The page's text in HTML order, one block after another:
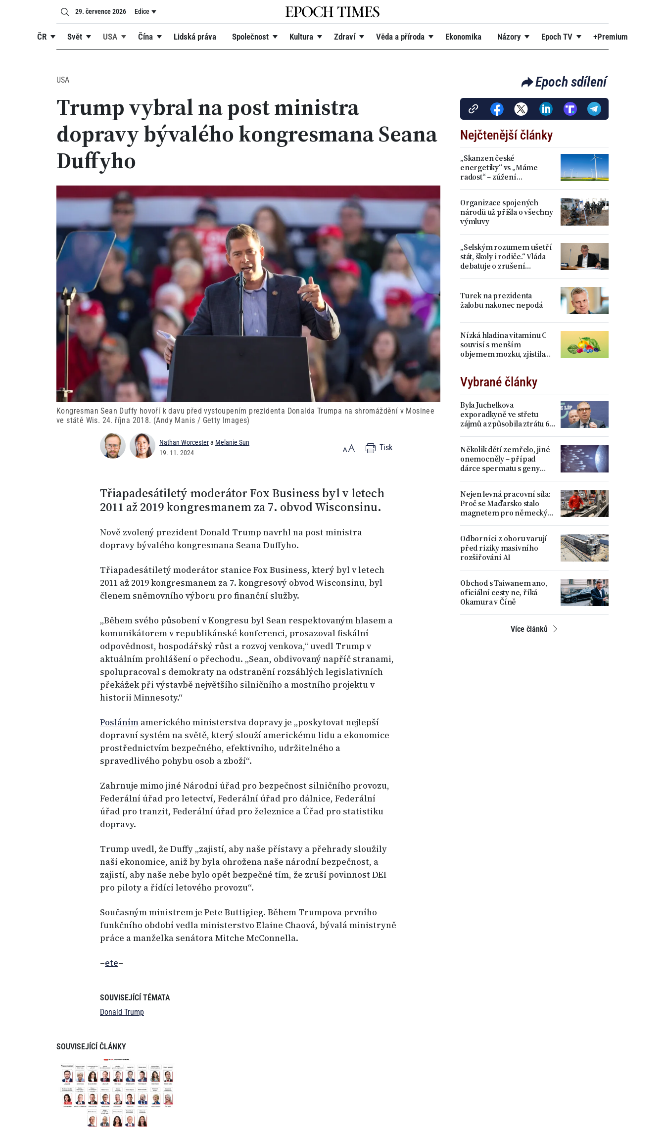
29. července 2026 Edice
ČR Svět USA Čína Lidská práva Společnost Kultura Zdraví Věda a příroda Ekonomika Názory Epoch TV +Premium
USA
Trump vybral na post ministra
dopravy bývalého kongresmana Seana
Duffyho
Kongresman Sean Duffy hovoří k davu před vystoupením prezidenta Donalda Trumpa na shromáždění v Mosinee
ve státě Wis. 24. října 2018. (Andy Manis / Getty Images)
Nathan Worcestera Melanie Sun
19. 11. 2024
Tisk
Třiapadesátiletý moderátor Fox Business byl v letech
2011 až 2019 kongresmanem za 7. obvod Wisconsinu.
Nově zvolený prezident Donald Trump navrhl na post ministra
dopravy bývalého kongresmana Seana Duffyho.
Třiapadesátiletý moderátor stanice Fox Business, který byl v letech
2011 až 2019 kongresmanem za 7. kongresový obvod Wisconsinu, byl
členem sněmovního výboru pro finanční služby.
„Během svého působení v Kongresu byl Sean respektovaným hlasem a
komunikátorem v republikánské konferenci, prosazoval fiskální
odpovědnost, hospodářský růst a rozvoj venkova,“ uvedl Trump v
aktuálním prohlášení o přechodu. „Sean, obdivovaný napříč stranami,
spolupracoval s demokraty na odstranění rozsáhlých legislativních
překážek při výstavbě největšího silničního a mostního projektu v
historii Minnesoty.“
Posláním amerického ministerstva dopravy je „poskytovat nejlepší
dopravní systém na světě, který slouží americkému lidu a ekonomice
prostřednictvím bezpečného, efektivního, udržitelného a
spravedlivého pohybu osob a zboží“.
Zahrnuje mimo jiné Národní úřad pro bezpečnost silničního provozu,
Federální úřad pro letectví, Federální úřad pro dálnice, Federální
úřad pro tranzit, Federální úřad pro železnice a Úřad pro statistiku
dopravy.
Trump uvedl, že Duffy „zajistí, aby naše přístavy a přehrady sloužily
naší ekonomice, aniž by byla ohrožena naše národní bezpečnost, a
zajistí, aby naše nebe bylo opět bezpečné tím, že zruší povinnost DEI
pro piloty a řídící letového provozu“.
Současným ministrem je Pete Buttigieg. Během Trumpova prvního
funkčního období vedla ministerstvo Elaine Chaová, bývalá ministryně
práce a manželka senátora Mitche McConnella.
–ete–
SOUVISEJÍCÍ TÉMATA
Donald Trump
SOUVISEJÍCÍ ČLÁNKY
Epoch sdílení
Nejčtenější články
„Skanzen české
energetiky“ vs „Máme
radost“ – zúžení
Organizace spojených
národů už přišla o všechny
výmluvy
„Selským rozumem ušetří
stát, školy i rodiče.“ Vláda
debatuje o zrušení
Turek na prezidenta
žalobu nakonec nepodá
Nízká hladina vitaminu C
souvisí s menším
objemem mozku, zjistila
Vybrané články
Byla Juchelkova
exporadkyně ve střetu
zájmů a způsobila ztrátu 64
ministr
Několik dětí zemřelo, jiné
onemocněly – případ
dárce spermatu s geny
Nejen levná pracovní síla:
Proč se Maďarsko stalo
magnetem pro německý
Odborníci z oboru varují
před riziky masivního
rozšiřování AI
Obchod s Taiwanem ano,
oficiální cesty ne, říká
Okamura v Číně
Více článků